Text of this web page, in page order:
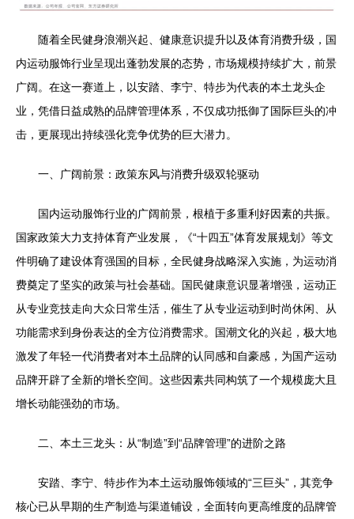
随着全民健身浪潮兴起、健康意识提升以及体育消费升级，国
内运动服饰行业呈现出蓬勃发展的态势，市场规模持续扩大，前景
广阔。在这一赛道上，以安踏、李宁、特步为代表的本土龙头企
业，凭借日益成熟的品牌管理体系，不仅成功抵御了国际巨头的冲
击，更展现出持续强化竞争优势的巨大潜力。
一、广阔前景：政策东风与消费升级双轮驱动
国内运动服饰行业的广阔前景，根植于多重利好因素的共振。
国家政策大力支持体育产业发展，《“十四五”体育发展规划》等文
件明确了建设体育强国的目标，全民健身战略深入实施，为运动消
费奠定了坚实的政策与社会基础。国民健康意识显著增强，运动正
从专业竞技走向大众日常生活，催生了从专业运动到时尚休闲、从
功能需求到身份表达的全方位消费需求。国潮文化的兴起，极大地
激发了年轻一代消费者对本土品牌的认同感和自豪感，为国产运动
品牌开辟了全新的增长空间。这些因素共同构筑了一个规模庞大且
增长动能强劲的市场。
二、本土三龙头：从“制造”到“品牌管理”的进阶之路
安踏、李宁、特步作为本土运动服饰领域的“三巨头”，其竞争
核心已从早期的生产制造与渠道铺设，全面转向更高维度的品牌管